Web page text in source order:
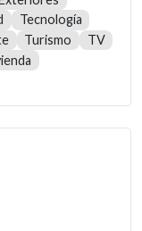
Tecnología
Turismo
TV